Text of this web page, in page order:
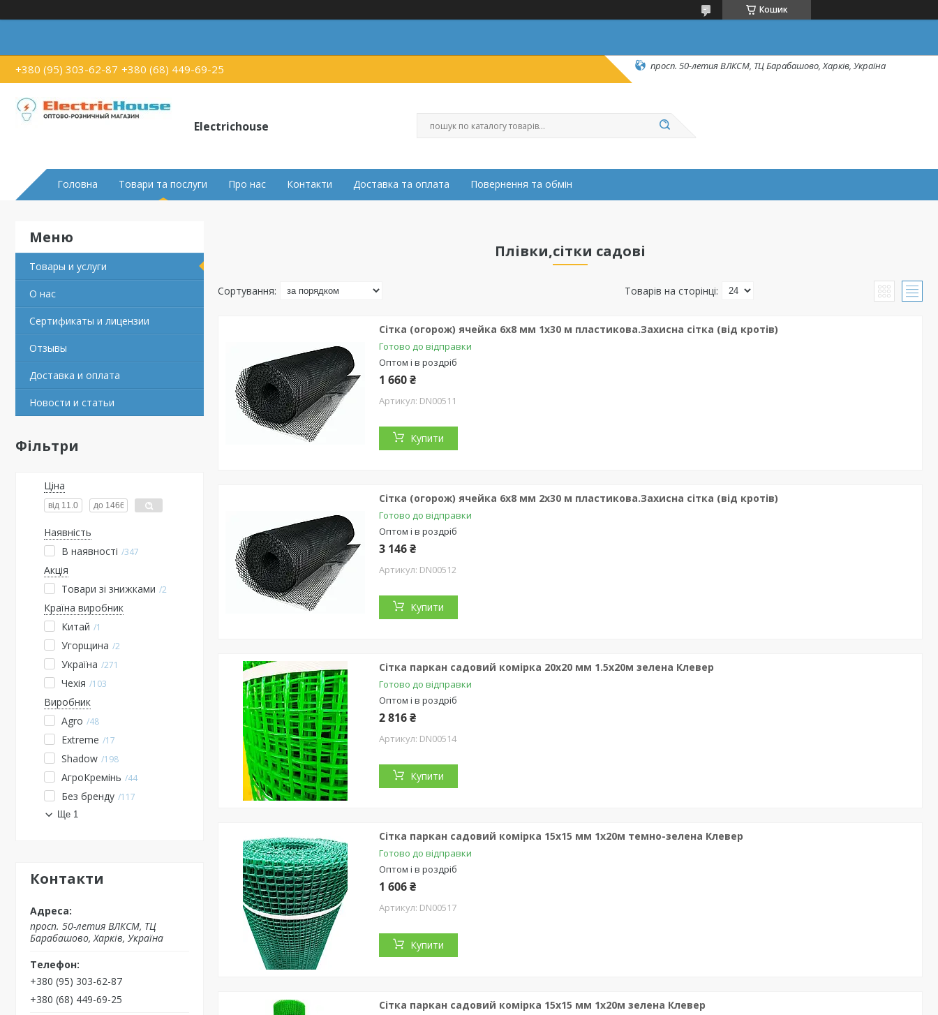
Кошик
+380 (95) 303-62-87 +380 (68) 449-69-25 просп. 50-летия ВЛКСМ, ТЦ Барабашово, Харків, Україна
Electrichouse
Головна Товари та послуги Про нас Контакти Доставка та оплата Повернення та обмін
Товары и услуги
О нас
Сертификаты и лицензии
Отзывы
Доставка и оплата
Новости и статьи
Фільтри
Ціна
Наявність
В наявності 347
Акція
Товари зі знижками 2
Країна виробник
Китай
1
Угорщина 2
Україна 271
Чехія 103
Виробник
Agro
48
Extreme 17
Shadow 198
АгроКремінь 44
Без бренду 117
Ще 1
Контакти
просп. 50-летия ВЛКСМ, ТЦ
Барабашово, Харків, Україна
+380 (95) 303-62-87
+380 (68) 449-69-25
Плівки,сітки садові
Сітка (огорож) ячейка 6х8 мм 1х30 м пластикова.Захисна сітка (від кротів)
Готово до відправки
Оптом і в роздріб
1 660 ₴
DN00511
Купити
Сітка (огорож) ячейка 6х8 мм 2х30 м пластикова.Захисна сітка (від кротів)
Готово до відправки
Оптом і в роздріб
3 146 ₴
DN00512
Купити
Сітка паркан садовий комірка 20х20 мм 1.5х20м зелена Клевер
Готово до відправки
Оптом і в роздріб
2 816 ₴
DN00514
Купити
Сітка паркан садовий комірка 15х15 мм 1х20м темно-зелена Клевер
Готово до відправки
Оптом і в роздріб
1 606 ₴
DN00517
Купити
Сітка паркан садовий комірка 15х15 мм 1х20м зелена Клевер